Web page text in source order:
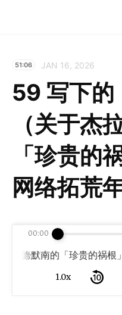
51:06 JAN 16, 2026
59 写下的
（关于杰
「珍贵的
网络拓荒
德·默南的「珍贵的祸根
1.0x
00:00